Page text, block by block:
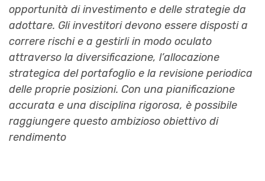
opportunità di investimento e delle strategie da
adottare. Gli investitori devono essere disposti a
correre rischi e a gestirli in modo oculato
attraverso la diversificazione, l’allocazione
strategica del portafoglio e la revisione periodica
delle proprie posizioni. Con una pianificazione
accurata e una disciplina rigorosa, è possibile
raggiungere questo ambizioso obiettivo di
rendimento